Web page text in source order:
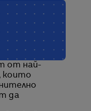
от най-
които
да